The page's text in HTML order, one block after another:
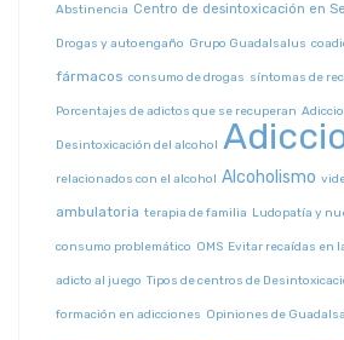
Abstinencia Centro de desintoxicación en
Drogas y autoengaño Grupo Guadalsalus
fármacos consumo de drogas síntomas de
Porcentajes de adictos que se recuperan
Desintoxicación del alcohol
relacionados con el alcohol Alcoholismo
ambulatoria terapia de familia Ludopatía y
consumo problemático OMS Evitar recaídas en
adicto al juego Tipos de centros de
formación en adicciones Opiniones de